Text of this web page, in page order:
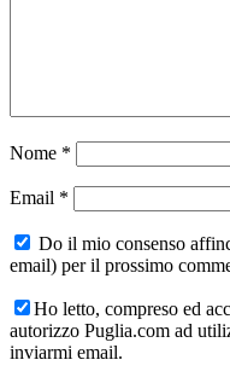
Nome *
Email *
Do il mio consenso
email) per il prossimo
Ho letto, compreso ed
autorizzo Puglia.com ad
inviarmi email.